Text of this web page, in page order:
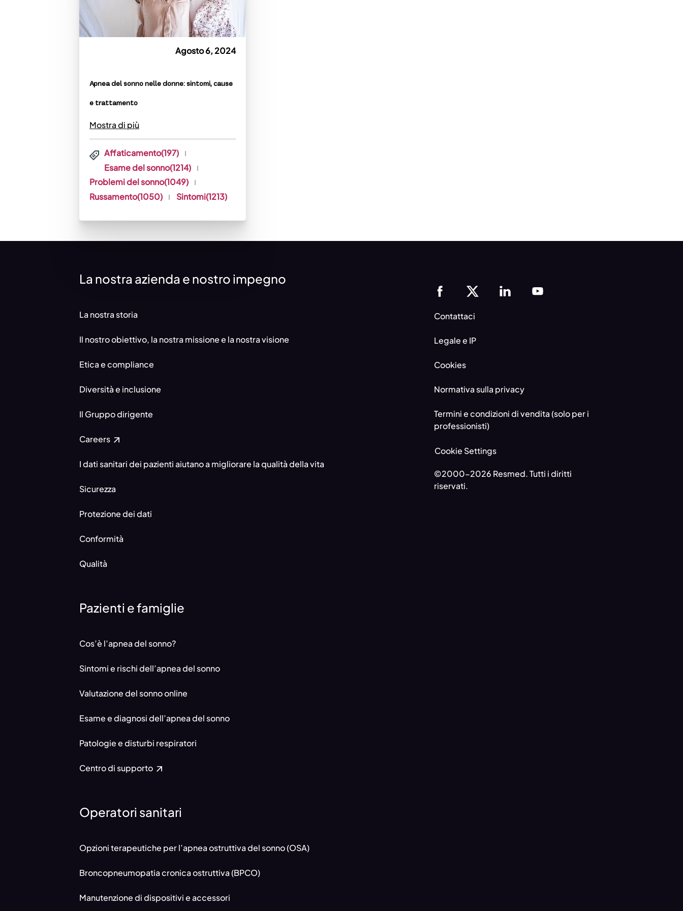
Agosto 6, 2024
Apnea del sonno nelle donne: sintomi, cause
e trattamento
Mostra di più
Affaticamento(197)
Esame del sonno(1214)
Problemi del sonno(1049)
Russamento(1050)
Sintomi(1213)
La nostra azienda e nostro impegno
La nostra storia
Il nostro obiettivo, la nostra missione e la nostra visione
Etica e compliance
Diversità e inclusione
Il Gruppo dirigente
Careers
I dati sanitari dei pazienti aiutano a migliorare la qualità della vita
Sicurezza
Protezione dei dati
Conformità
Qualità
Pazienti e famiglie
Cos’è l’apnea del sonno?
Sintomi e rischi dell’apnea del sonno
Valutazione del sonno online
Esame e diagnosi dell’apnea del sonno
Patologie e disturbi respiratori
Centro di supporto
Operatori sanitari
Opzioni terapeutiche per l’apnea ostruttiva del sonno (OSA)
Broncopneumopatia cronica ostruttiva (BPCO)
Manutenzione di dispositivi e accessori
Contattaci
Legale e IP
Cookies
Normativa sulla privacy
Termini e condizioni di vendita (solo per i
professionisti)
Cookie Settings
©2000-2026 Resmed. Tutti i diritti
riservati.